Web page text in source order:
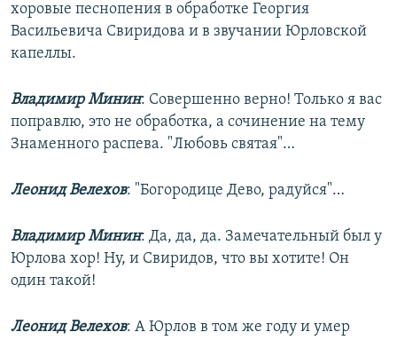
хоровые песнопения в обработке Георгия
Васильевича Свиридова и в звучании Юрловской
капеллы.
Владимир Минин: Совершенно верно! Только я вас
поправлю, это не обработка, а сочинение на тему
Знаменного распева. "Любовь святая"…
Леонид Велехов: "Богородице Дево, радуйся"…
Владимир Минин: Да, да, да. Замечательный был у
Юрлова хор! Ну, и Свиридов, что вы хотите! Он
один такой!
Леонид Велехов: А Юрлов в том же году и умер